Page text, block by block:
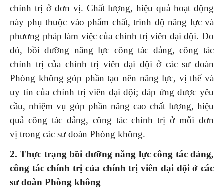
chính trị ở đơn vị. Chất lượng, hiệu quả hoạt động
này phụ thuộc vào phẩm chất, trình độ năng lực và
phương pháp làm việc của chính trị viên đại đội. Do
đó, bồi dưỡng năng lực công tác đảng, công tác
chính trị của chính trị viên đại đội ở các sư đoàn
Phòng không góp phần tạo nên năng lực, vị thế và
uy tín của chính trị viên đại đội; đáp ứng được yêu
cầu, nhiệm vụ góp phần nâng cao chất lượng, hiệu
quả công tác đảng, công tác chính trị ở mỗi đơn
vị trong các sư đoàn Phòng không.
2. Thực trạng bồi dưỡng năng lực công tác đảng,
công tác chính trị của chính trị viên đại đội ở các
sư đoàn Phòng không